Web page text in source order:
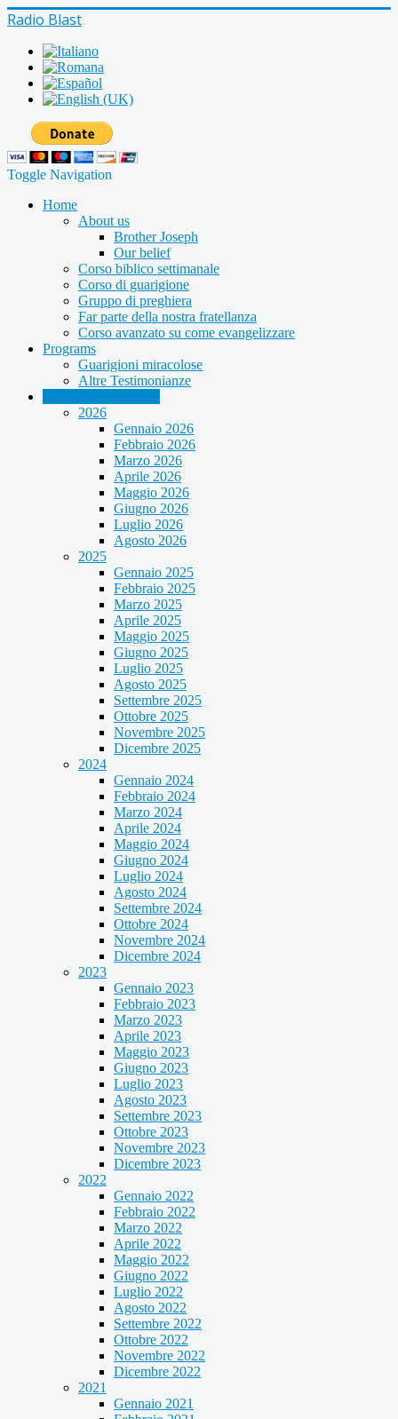
Radio Blast
Toggle Navigation
Home
About us
Brother Joseph
Our belief
Corso biblico settimanale
Corso di guarigione
Gruppo di preghiera
Far parte della nostra fratellanza
Corso avanzato su come evangelizzare
Programs
Guarigioni miracolose
Altre Testimonianze
2026
Gennaio 2026
Febbraio 2026
Marzo 2026
Aprile 2026
Maggio 2026
Giugno 2026
Luglio 2026
Agosto 2026
2025
Gennaio 2025
Febbraio 2025
Marzo 2025
Aprile 2025
Maggio 2025
Giugno 2025
Luglio 2025
Agosto 2025
Settembre 2025
Ottobre 2025
Novembre 2025
Dicembre 2025
2024
Gennaio 2024
Febbraio 2024
Marzo 2024
Aprile 2024
Maggio 2024
Giugno 2024
Luglio 2024
Agosto 2024
Settembre 2024
Ottobre 2024
Novembre 2024
Dicembre 2024
2023
Gennaio 2023
Febbraio 2023
Marzo 2023
Aprile 2023
Maggio 2023
Giugno 2023
Luglio 2023
Agosto 2023
Settembre 2023
Ottobre 2023
Novembre 2023
Dicembre 2023
2022
Gennaio 2022
Febbraio 2022
Marzo 2022
Aprile 2022
Maggio 2022
Giugno 2022
Luglio 2022
Agosto 2022
Settembre 2022
Ottobre 2022
Novembre 2022
Dicembre 2022
2021
Gennaio 2021